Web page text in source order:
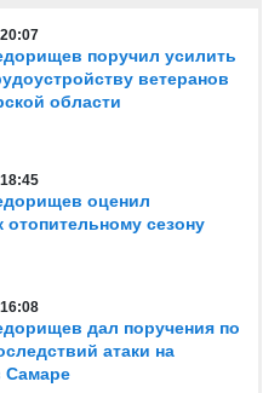
20:07
поручил усилить
ветеранов
области
18:45
оценил
отопительному сезону
16:08
дал поручения по
атаки на
Самаре